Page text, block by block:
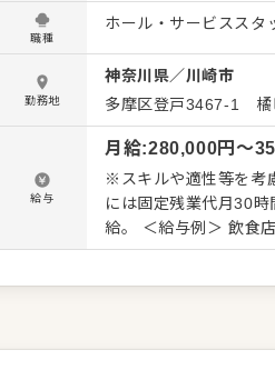
るフードクリエイター
だけの目的型店舗では
をそこにプラスし、お
だく体験型の店舗として運営をおこなっ
あれば漁師さん、鶏業
関係性を築いているこ
り受け入れる機会もあ
材が入った時にお知ら
た素材を調理してお客
を、またSNSを通じて
にはないような料理の
職種
ホール・サービススタ
勤務地
神奈川県／川崎市
多摩区登戸3467-1 橘
給与
月給:280,000円〜
※スキルや適性等を考慮の上、優遇します ◎試
には固定残業代月30
給。 ＜給与例＞ 飲食店でのマネジメント経験あり／40歳：月給35万円 飲食店でのリーダー経
験あり／30歳：月給